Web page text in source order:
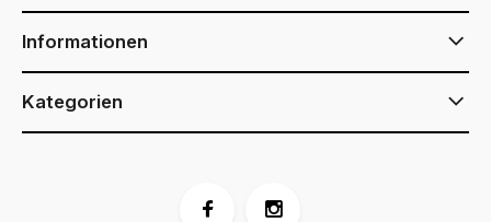
Informationen
Kategorien